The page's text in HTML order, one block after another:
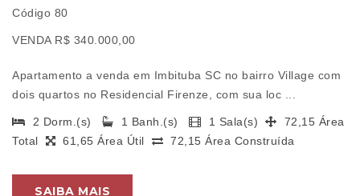
Código 80
VENDA R$ 340.000,00
Apartamento a venda em Imbituba SC no bairro Village com
dois quartos no Residencial Firenze, com sua loc ...
2 Dorm.(s) 1 Banh.(s) 1 Sala(s)
72,15 Área
Total
61,65 Área Útil 72,15 Área Construída
SAIBA MAIS